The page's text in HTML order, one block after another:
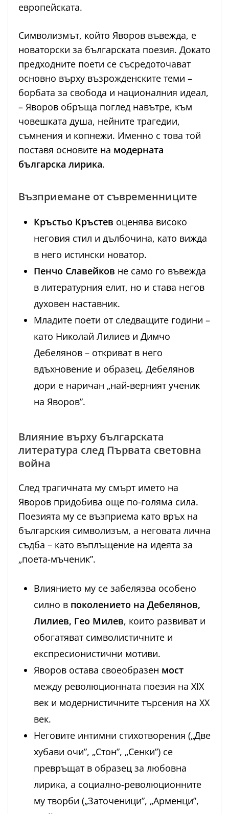
европейската.
Символизмът, който Яворов въвежда, е
новаторски за българската поезия. Докато
предходните поети се съсредоточават
основно върху възрожденските теми –
борбата за свобода и националния идеал,
– Яворов обръща поглед навътре, към
човешката душа, нейните трагедии,
съмнения и копнежи. Именно с това той
поставя основите на модерната
българска лирика.
Възприемане от съвременниците
Кръстьо Кръстев оценява високо
неговия стил и дълбочина, като вижда
в него истински новатор.
Пенчо Славейков не само го въвежда
в литературния елит, но и става негов
духовен наставник.
Младите поети от следващите години –
като Николай Лилиев и Димчо
Дебелянов – откриват в него
вдъхновение и образец. Дебелянов
дори е наричан „най-верният ученик
на Яворов”.
Влияние върху българската
литература след Първата световна
война
След трагичната му смърт името на
Яворов придобива още по-голяма сила.
Поезията му се възприема като връх на
българския символизъм, а неговата лична
съдба – като въплъщение на идеята за
„поета-мъченик”.
Влиянието му се забелязва особено
силно в поколението на Дебелянов,
Лилиев, Гео Милев, които развиват и
обогатяват символистичните и
експресионистични мотиви.
Яворов остава своеобразен мост
между революционната поезия на XIX
век и модернистичните търсения на XX
век.
Неговите интимни стихотворения („Две
хубави очи”, „Стон”, „Сенки”) се
превръщат в образец за любовна
лирика, а социално-революционните
му творби („Заточеници”, „Арменци”,